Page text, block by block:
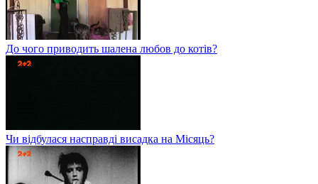
До чого приводить шалена любов до котів?
Чи відбулася насправді висадка на Місяць?